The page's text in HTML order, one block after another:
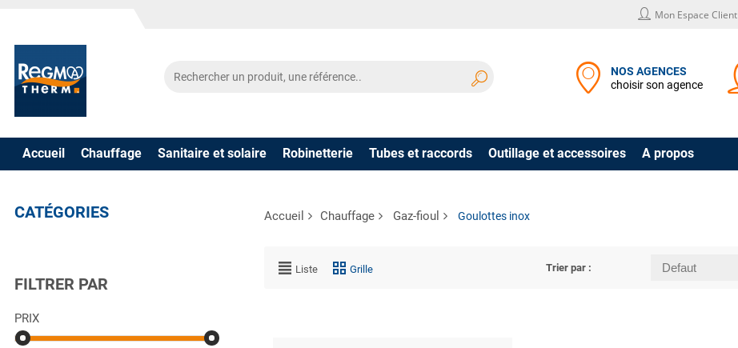
Mon Espace Client
NOS AGENCES
choisir son agence
Accueil Chauffage Sanitaire et solaire Robinetterie Tubes et raccords Outillage et accessoires A propos
CATÉGORIES
FILTRER PAR
PRIX
Accueil Chauffage Gaz-fioul Goulottes inox
Liste Grille Trier par :